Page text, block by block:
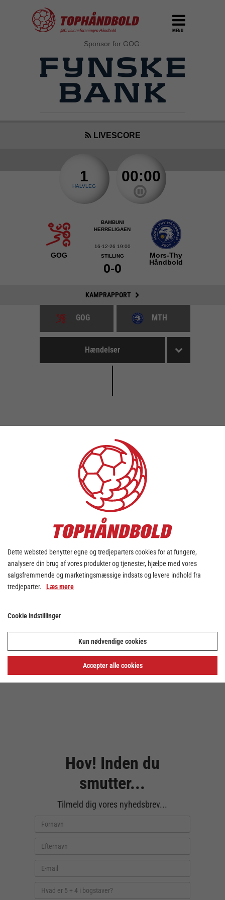
MENU
Sponsor for GOG:
LIVESCORE
1
HALVLEG
00:00
GOG
BAMBUNI
HERRELIGAEN
16-12-26 19:00
STILLING
0-0
Mors-Thy
Håndbold
KAMPRAPPORT
GOG MTH
Hændelser
Hov! Inden du
smutter...
Tilmeld dig vores nyhedsbrev...
Dette websted benytter egne og tredjeparters cookies for at fungere,
analysere din brug af vores produkter og tjenester, hjælpe med vores
salgsfremmende og marketingsmæssige indsats og levere indhold fra
tredjeparter. Læs mere
Cookie indstillinger
Kun nødvendige cookies
Accepter alle cookies